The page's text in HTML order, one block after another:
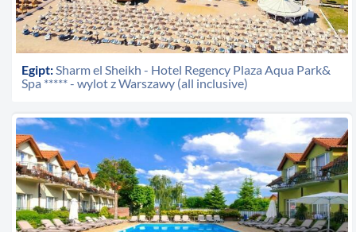
Egipt: Sharm el Sheikh - Hotel Regency Plaza Aqua Park&
Spa ***** - wylot z Warszawy (all inclusive)